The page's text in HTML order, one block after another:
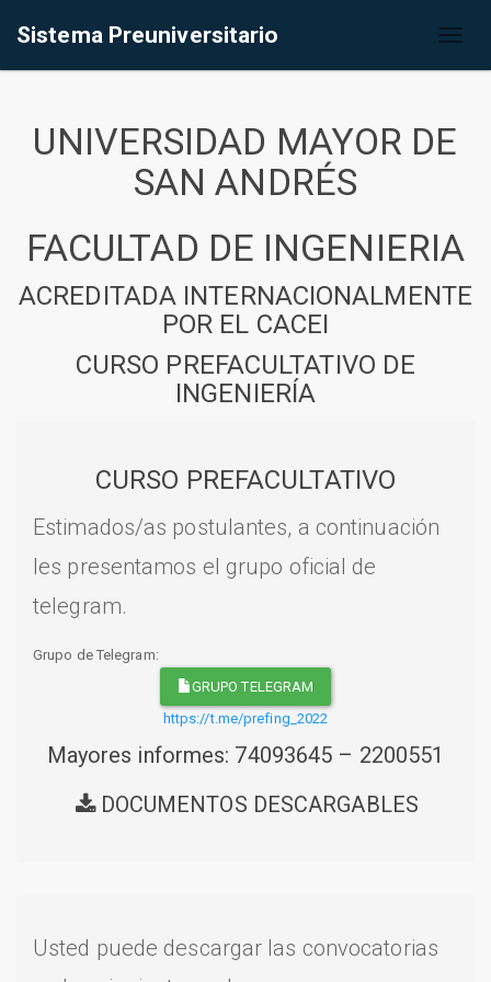
Sistema Preuniversitario
UNIVERSIDAD MAYOR DE
SAN ANDRÉS
FACULTAD DE INGENIERIA
ACREDITADA INTERNACIONALMENTE
POR EL CACEI
CURSO PREFACULTATIVO DE
INGENIERÍA
CURSO PREFACULTATIVO
Estimados/as postulantes, a continuación
les presentamos el grupo oficial de
telegram.
Grupo de Telegram:
GRUPO TELEGRAM
https://t.me/prefing_2022
Mayores informes: 74093645 – 2200551
DOCUMENTOS DESCARGABLES
Usted puede descargar las convocatorias